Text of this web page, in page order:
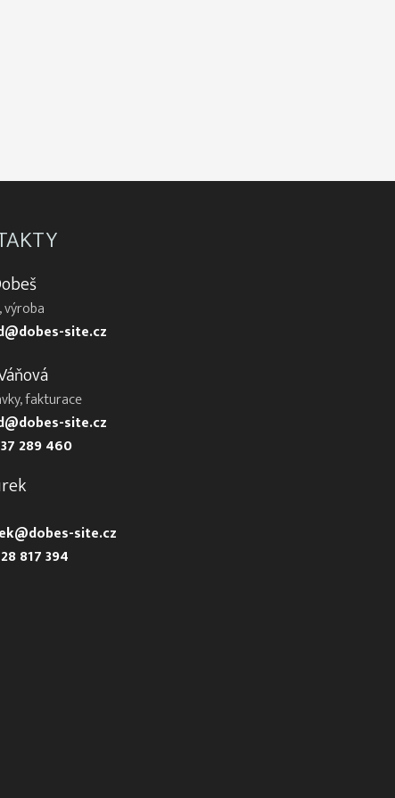
výroba
site.cz
fakturace
site.cz
289 460
site.cz
817 394